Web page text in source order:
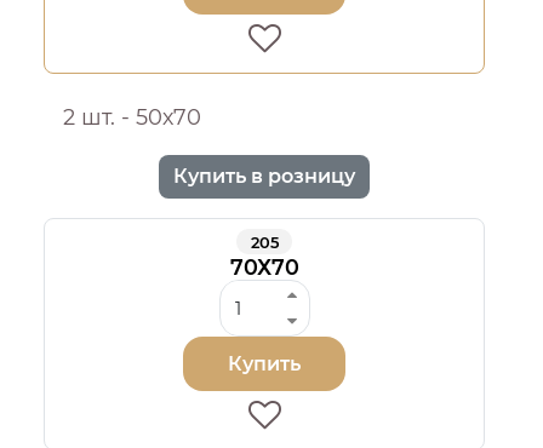
2 шт. - 50х70
Купить в розницу
205
70Х70
Купить